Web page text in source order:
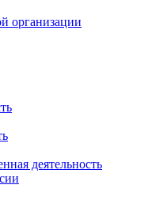
организации
деятельность